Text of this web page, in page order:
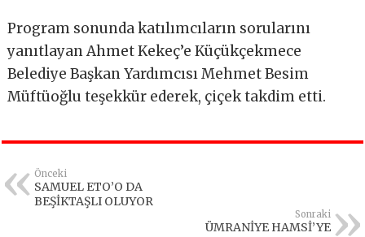
Program sonunda katılımcıların sorularını
yanıtlayan Ahmet Kekeç’e Küçükçekmece
Belediye Başkan Yardımcısı Mehmet Besim
Müftüoğlu teşekkür ederek, çiçek takdim etti.
Önceki
SAMUEL ETO’O DA
BEŞİKTAŞLI OLUYOR
Sonraki
ÜMRANİYE HAMSİ’YE